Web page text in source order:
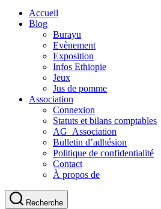
Accueil
Blog
Burayu
Evènement
Exposition
Infos Ethiopie
Jeux
Jus de pomme
Association
Connexion
Statuts et bilans comptables
AG_Association
Bulletin d’adhésion
Politique de confidentialité
Contact
À propos de
Recherche